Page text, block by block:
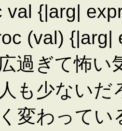
val {|arg|
(val) {|arg|
過ぎて怖い
も少ないだ
変わって